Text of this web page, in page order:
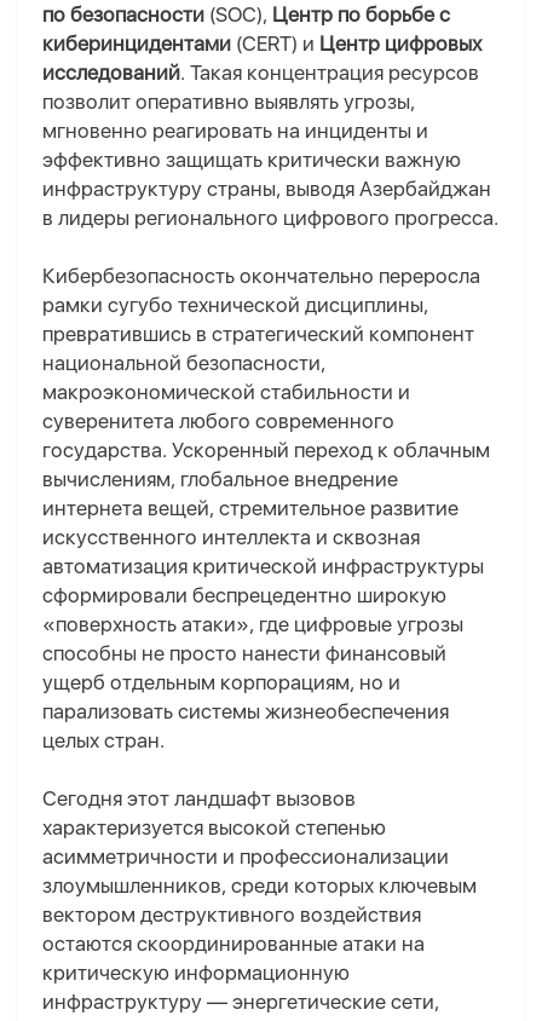
по безопасности (SOC), Центр по борьбе с
киберинцидентами (CERT) и Центр цифровых
исследований. Такая концентрация ресурсов
позволит оперативно выявлять угрозы,
мгновенно реагировать на инциденты и
эффективно защищать критически важную
инфраструктуру страны, выводя Азербайджан
в лидеры регионального цифрового прогресса.
Кибербезопасность окончательно переросла
рамки сугубо технической дисциплины,
превратившись в стратегический компонент
национальной безопасности,
макроэкономической стабильности и
суверенитета любого современного
государства. Ускоренный переход к облачным
вычислениям, глобальное внедрение
интернета вещей, стремительное развитие
искусственного интеллекта и сквозная
автоматизация критической инфраструктуры
сформировали беспрецедентно широкую
«поверхность атаки», где цифровые угрозы
способны не просто нанести финансовый
ущерб отдельным корпорациям, но и
парализовать системы жизнеобеспечения
целых стран.
Сегодня этот ландшафт вызовов
характеризуется высокой степенью
асимметричности и профессионализации
злоумышленников, среди которых ключевым
вектором деструктивного воздействия
остаются скоординированные атаки на
критическую информационную
инфраструктуру — энергетические сети,